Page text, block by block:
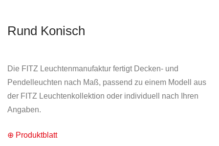
Rund Konisch
Die FITZ Leuchtenmanufaktur fertigt Decken- und
Pendelleuchten nach Maß, passend zu einem Modell aus
der FITZ Leuchtenkollektion oder individuell nach Ihren
Angaben.
⊕ Produktblatt